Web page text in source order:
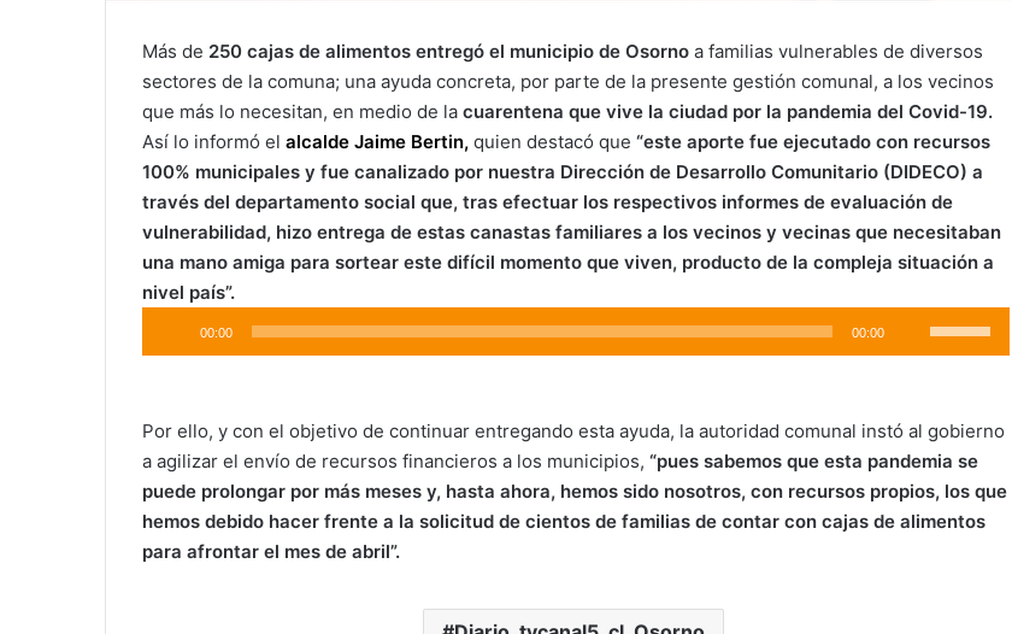
Más de 250 cajas de alimentos entregó el municipio de Osorno a familias vulnerables de diversos
sectores de la comuna; una ayuda concreta, por parte de la presente gestión comunal, a los vecinos
que más lo necesitan, en medio de la cuarentena que vive la ciudad por la pandemia del Covid-19.
Así lo informó el alcalde Jaime Bertin, quien destacó que “este aporte fue ejecutado con recursos
100% municipales y fue canalizado por nuestra Dirección de Desarrollo Comunitario (DIDECO) a
través del departamento social que, tras efectuar los respectivos informes de evaluación de
vulnerabilidad, hizo entrega de estas canastas familiares a los vecinos y vecinas que necesitaban
una mano amiga para sortear este difícil momento que viven, producto de la compleja situación a
nivel país”.
de
00:00 00:00
las
flecha
arriba/abajo
para
aumentar
Por ello, y con el objetivo de continuar entregando esta ayuda, la autoridad comunal instó al gobierno
a agilizar el envío de recursos financieros a los municipios, “pues sabemos que esta pandemia se
puede prolongar por más meses y, hasta ahora, hemos sido nosotros, con recursos propios, los que
hemos debido hacer frente a la solicitud de cientos de familias de contar con cajas de alimentos
para afrontar el mes de abril”.